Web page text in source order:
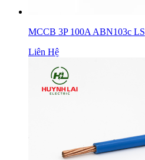
MCCB 3P 100A ABN103c LS
Liên Hệ